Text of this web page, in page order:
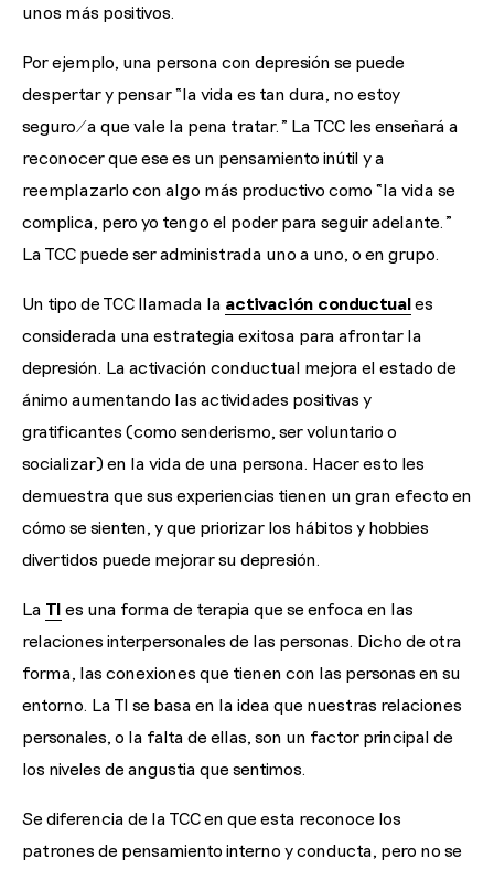
unos más positivos.
Por ejemplo, una persona con depresión se puede
despertar y pensar “la vida es tan dura, no estoy
seguro/a que vale la pena tratar.” La TCC les enseñará a
reconocer que ese es un pensamiento inútil y a
reemplazarlo con algo más productivo como “la vida se
complica, pero yo tengo el poder para seguir adelante.”
La TCC puede ser administrada uno a uno, o en grupo.
Un tipo de TCC llamada la activación conductuales
considerada una estrategia exitosa para afrontar la
depresión. La activación conductual mejora el estado de
ánimo aumentando las actividades positivas y
gratificantes (como senderismo, ser voluntario o
socializar) en la vida de una persona. Hacer esto les
demuestra que sus experiencias tienen un gran efecto en
cómo se sienten, y que priorizar los hábitos y hobbies
divertidos puede mejorar su depresión.
La TI es una forma de terapia que se enfoca en las
relaciones interpersonales de las personas. Dicho de otra
forma, las conexiones que tienen con las personas en su
entorno. La TI se basa en la idea que nuestras relaciones
personales, o la falta de ellas, son un factor principal de
los niveles de angustia que sentimos.
Se diferencia de la TCC en que esta reconoce los
patrones de pensamiento interno y conducta, pero no se